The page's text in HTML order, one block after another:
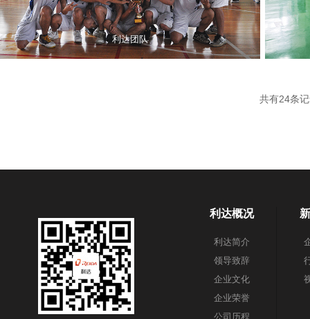
利达团队
共有24条
利达概况
利达简介
领导致辞
企业文化
企业荣誉
公司历程